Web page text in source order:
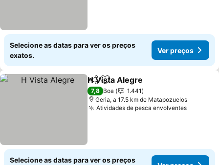
Selecione as datas para ver os preços
exatos.
Ver preços
PartilharAdicionar aos favoritos
H Vista Alegre
7,8 Boa
1.441
Geria, a 17.5 km de Matapozuelos
Atividades de pesca envolventes
Selecione as datas para ver os preços